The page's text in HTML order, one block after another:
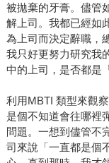
被拋棄的牙膏。儘管
解上司。我都已經如
為上司而決定辭職，
我只好更努力研究我
中的上司，是否都是
利用MBTI 類型來觀
是個不知道會往哪裡
問題。一想到儘管不
司來說「一直都是個